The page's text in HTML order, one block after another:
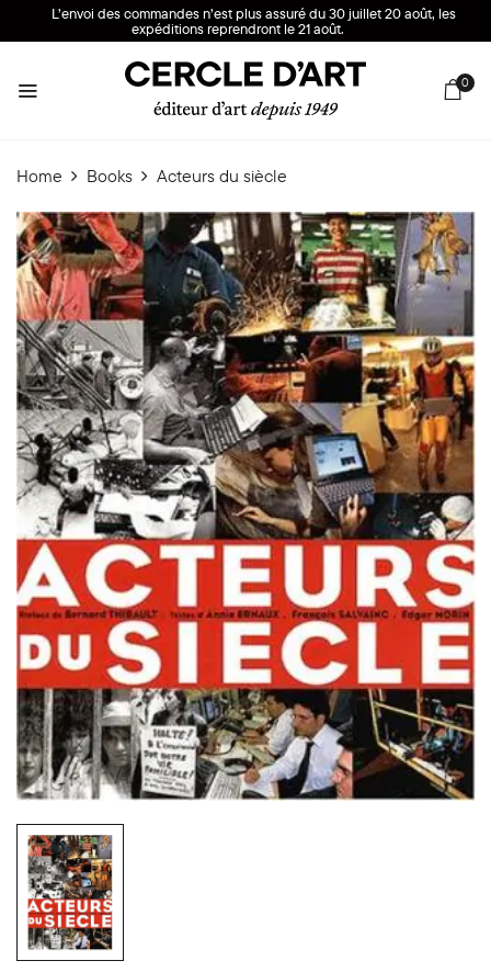
L’envoi des commandes n’est plus assuré du 30 juillet 20 août, les
expéditions reprendront le 21 août.
0
Home Books Acteurs du siècle